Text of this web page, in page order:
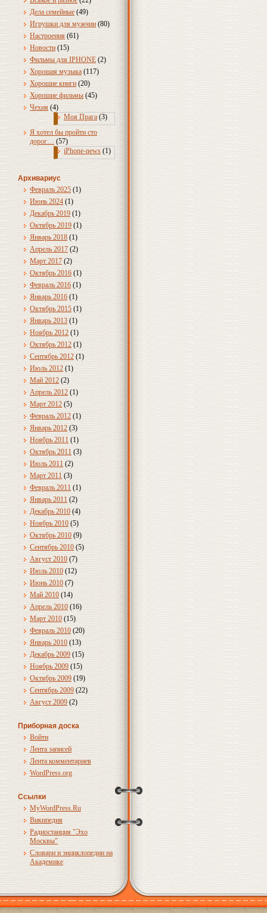
Дела семейные (49)
Игрушки для мужчин (80)
Настроения (61)
Новости (15)
Фильмы для IPHONE (2)
Хорошая музыка (117)
Хорошие книги (20)
Хорошие фильмы (45)
Чехия (4)
Моя Прага (3)
Я хотел бы пройти сто
дорог… (57)
iPhone-news (1)
Архивариус
Февраль 2025 (1)
Июнь 2024 (1)
Декабрь 2019 (1)
Октябрь 2019 (1)
Январь 2018 (1)
Апрель 2017 (2)
Март 2017 (2)
Октябрь 2016 (1)
Февраль 2016 (1)
Январь 2016 (1)
Октябрь 2015 (1)
Январь 2013 (1)
Ноябрь 2012 (1)
Октябрь 2012 (1)
Сентябрь 2012 (1)
Июль 2012 (1)
Май 2012 (2)
Апрель 2012 (1)
Март 2012 (5)
Февраль 2012 (1)
Январь 2012 (3)
Ноябрь 2011 (1)
Октябрь 2011 (3)
Июль 2011 (2)
Март 2011 (3)
Февраль 2011 (1)
Январь 2011 (2)
Декабрь 2010 (4)
Ноябрь 2010 (5)
Октябрь 2010 (9)
Сентябрь 2010 (5)
Август 2010 (7)
Июль 2010 (12)
Июнь 2010 (7)
Май 2010 (14)
Апрель 2010 (16)
Март 2010 (15)
Февраль 2010 (20)
Январь 2010 (13)
Декабрь 2009 (15)
Ноябрь 2009 (15)
Октябрь 2009 (19)
Сентябрь 2009 (22)
Август 2009 (2)
Приборная доска
Войти
Лента записей
Лента комментариев
WordPress.org
Ссылки
MyWordPress.Ru
Википедия
Радиостанция "Эхо
Москвы"
Словари и энциклопедии на
Академике